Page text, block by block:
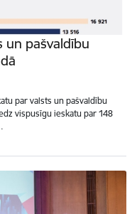
un pašvaldību
par valsts un pašvaldību
vispusīgu ieskatu par 148